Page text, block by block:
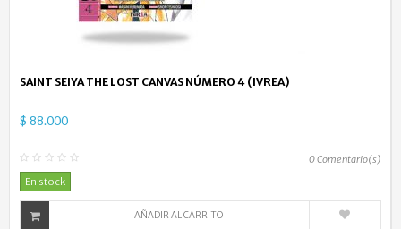
SAINT SEIYA THE LOST CANVAS NÚMERO 4 (IVREA)
$ 88.000
0Comentario(s)
En stock
AÑADIR AL CARRITO